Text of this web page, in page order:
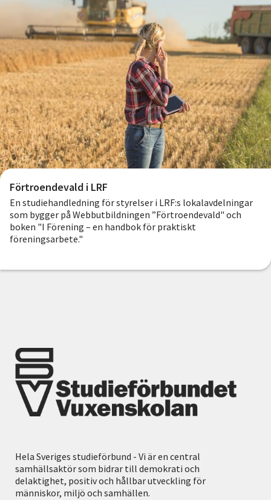
Förtroendevald i LRF
En studiehandledning för styrelser i LRF:s lokalavdelningar
som bygger på Webbutbildningen ”Förtroendevald" och
boken "I Förening – en handbok för praktiskt
föreningsarbete."
Hela Sveriges studieförbund - Vi är en central
samhällsaktör som bidrar till demokrati och
delaktighet, positiv och hållbar utveckling för
människor, miljö och samhällen.